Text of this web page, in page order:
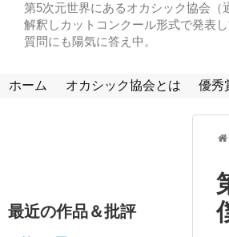
第5次元世界にあるオカシック協会
解釈しカットコンクール形式で発表
質問にも陽気に答え中。
ホーム オカシック協会とは 優秀
最近の作品＆批評